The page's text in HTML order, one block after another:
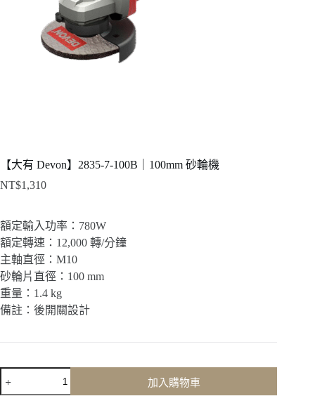
【大有 Devon】2835-7-100B｜100mm 砂輪機
NT$1,310
額定輸入功率：780W
額定轉速：12,000 轉/分鐘
主軸直徑：M10
砂輪片直徑：100 mm
重量：1.4 kg
備註：後開關設計
加入購物車